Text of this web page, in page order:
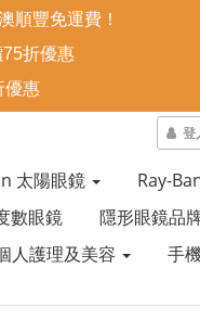
登
太陽眼鏡 Ray-
數眼鏡 隱形眼鏡品
人護理及美容 手
順豐免運費！
折優惠
優惠